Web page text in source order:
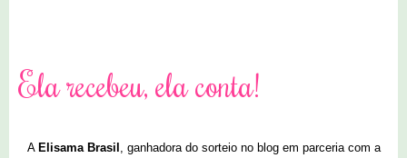
Ela recebeu, ela conta!
A Elisama Brasil , ganhadora do sorteio no blog em parceria com a